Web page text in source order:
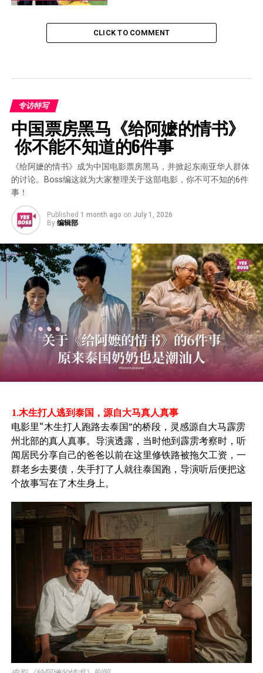
CLICK TO COMMENT
专访特写
中国票房黑马《给阿嬷的情书》
你不能不知道的6件事
《给阿嬷的情书》成为中国电影票房黑马，并掀起东南亚华人群体
的讨论。Boss编这就为大家整理关于这部电影，你不可不知的6件
事！
Published 1 month ago on July 1, 2026
By 编辑部
1.木生打人逃到泰国，源自大马真人真事
电影里“木生打人跑路去泰国”的桥段，灵感源自大马霹雳
州北部的真人真事。导演透露，当时他到霹雳考察时，听
闻居民分享自己的爸爸以前在这里修铁路被拖欠工资，一
群老乡去要债，失手打了人就往泰国跑，导演听后便把这
个故事写在了木生身上。